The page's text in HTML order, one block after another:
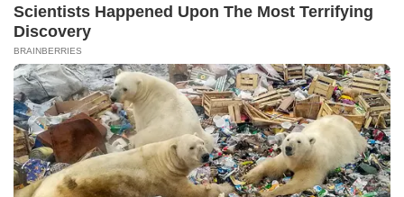
Сначала написал Феликс — коротко, без приветствия:
«Где ты». Потом: «Почему не отвечаешь». Потом,
через час: «Позвони». Оля читала и убирала телефон в
карман.
Потом написала Раиса Ивановна. Длинно, с ошибками,
заглавными буквами в середине слов — так писала